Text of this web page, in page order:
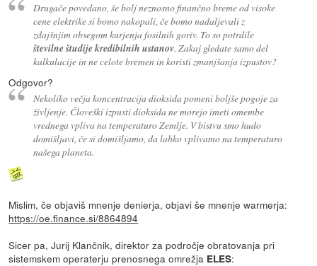
Drugače povedano, še bolj neznosno finančno breme od visoke
cene elektrike si bomo nakopali, če bomo nadaljevali z
zdajšnjim obsegom kurjenja fosilnih goriv. To so potrdile
številne študije kredibilnih ustanov. Zakaj gledate samo del
kalkulacije in ne celote bremen in koristi zmanjšanja izpustov?
Odgovor?
Nekoliko večja koncentracija dioksida pomeni boljše pogoje za
življenje. Človeški izpusti dioksida ne morejo imeti omembe
vrednega vpliva na temperaturo Zemlje. V bistvu smo hudo
domišljavi, če si domišljamo, da lahko vplivamo na temperaturo
našega planeta.
Mislim, če objaviš mnenje denierja, objavi še mnenje warmerja:
https://oe.finance.si/8864894
Sicer pa, Jurij Klančnik, direktor za področje obratovanja pri
sistemskem operaterju prenosnega omrežja ELES: